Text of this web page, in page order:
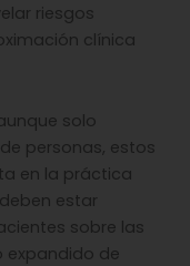
riesgos
clínica
solo
personas, estos
en la práctica
estar
sobre las
expandido de